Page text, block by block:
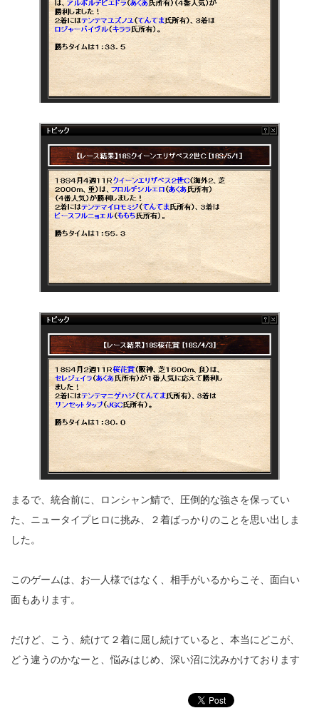
まるで、統合前に、ロンシャン鯖で、圧倒的な強さを保ってい
た、ニュータイプヒロに挑み、２着ばっかりのことを思い出しま
した。
このゲームは、お一人様ではなく、相手がいるからこそ、面白い
面もあります。
だけど、こう、続けて２着に屈し続けていると、本当にどこが、
どう違うのかなーと、悩みはじめ、深い沼に沈みかけております